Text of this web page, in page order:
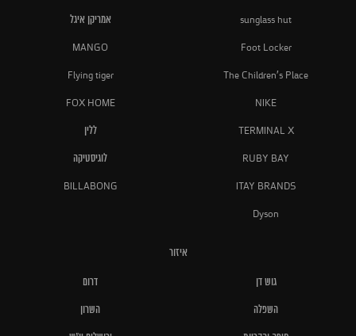
sunglass hut אמריקן איגל
Foot Locker
MANGO
The Children's Place
Flying tiger
NIKE
FOX HOME
TERMINAL X ללין
RUBY BAY לוגיסטיקה
ITAY BRANDS
BILLABONG
Dyson
איזור
גוש דן דרום
השפלה השרון